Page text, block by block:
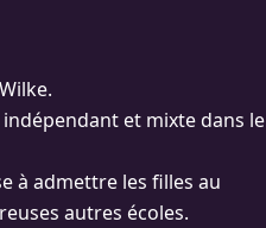
et mixte dans le
à admettre les filles au
autres écoles.